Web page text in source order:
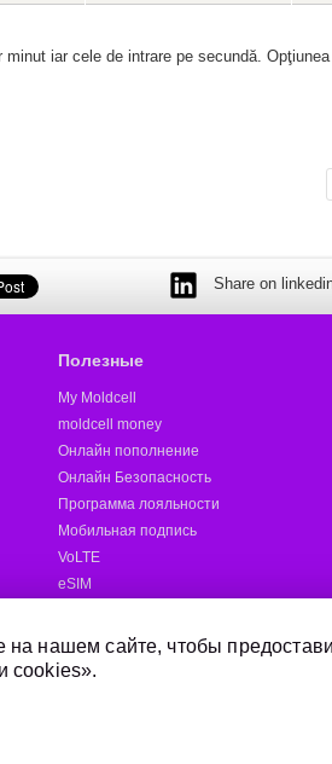
iar cele de intrare pe secundă.
Share on
Полезные
My Moldcell
moldcell money
Онлайн пополнение
Онлайн Безопасность
Программа лояльности
Мобильная подпись
VoLTE
eSIM
нашем сайте, чтобы
cookies».